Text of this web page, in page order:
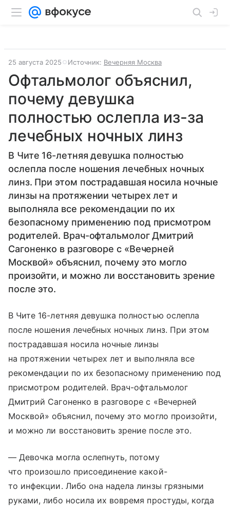
25 августа 2025 Источник: Вечерняя Москва
Офтальмолог объяснил,
почему девушка
полностью ослепла из-за
лечебных ночных линз
В Чите 16-летняя девушка полностью
ослепла после ношения лечебных ночных
линз. При этом пострадавшая носила ночные
линзы на протяжении четырех лет и
выполняла все рекомендации по их
безопасному применению под присмотром
родителей. Врач-офтальмолог Дмитрий
Сагоненко в разговоре с «Вечерней
Москвой» объяснил, почему это могло
произойти, и можно ли восстановить зрение
после это.
В Чите 16-летняя девушка полностью ослепла
после ношения лечебных ночных линз. При этом
пострадавшая носила ночные линзы
на протяжении четырех лет и выполняла все
рекомендации по их безопасному применению под
присмотром родителей. Врач-офтальмолог
Дмитрий Сагоненко в разговоре с «Вечерней
Москвой» объяснил, почему это могло произойти,
и можно ли восстановить зрение после это.
— Девочка могла ослепнуть, потому
что произошло присоединение какой-
то инфекции. Либо она надела линзы грязными
руками, либо носила их вовремя простуды, когда